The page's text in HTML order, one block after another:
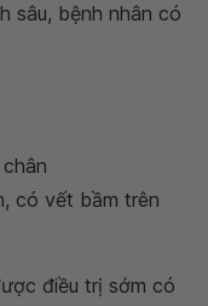
sâu, bệnh nhân có
có vết bầm trên
điều trị sớm có